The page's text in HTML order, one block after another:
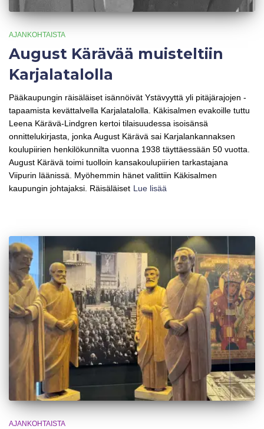
AJANKOHTAISTA
August Kärävää muisteltiin
Karjalatalolla
Pääkaupungin räisäläiset isännöivät Ystävyyttä yli pitäjärajojen -
tapaamista kevättalvella Karjalatalolla. Käkisalmen evakoille tuttu
Leena Kärävä-Lindgren kertoi tilaisuudessa isoisänsä
onnittelukirjasta, jonka August Kärävä sai Karjalankannaksen
koulupiirien henkilökunnilta vuonna 1938 täyttäessään 50 vuotta.
August Kärävä toimi tuolloin kansakoulupiirien tarkastajana
Viipurin läänissä. Myöhemmin hänet valittiin Käkisalmen
kaupungin johtajaksi. Räisäläiset Lue lisää
AJANKOHTAISTA